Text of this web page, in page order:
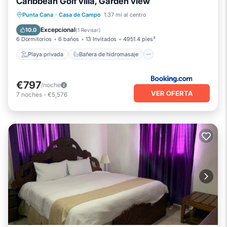
Punta Cana · Casa de Campo 1.37 mi al centro
10.0 Excepcional(1 Revisar)
6 Dormitorios 6 baños 13 Invitados 4951.4 pies²
Playa privada Bañera de hidromasaje
Playa privada
Bañera de hidromasaje
Aparcamiento
€797/noche
7 noches - €5,576 VER OFERTA